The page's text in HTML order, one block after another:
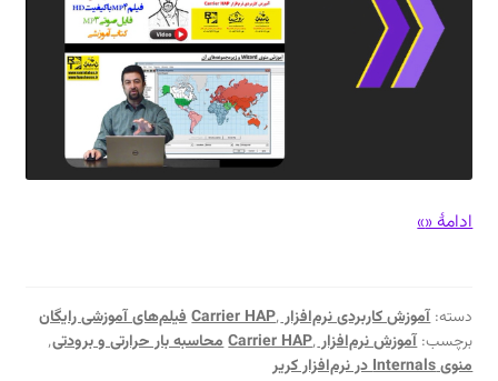
ادامهٔ «آموزش
HAP
–
منوی
»
دسته:آموزش کاربردی نرم‌افزار Carrier HAP٬
فیلم‌های آموزشی رایگان
برچسب:آموزش نرم‌افزار Carrier HAP٬ محاسبه بار حرارتی و برودتی٬
منوی Internals در نرم‌افزار کریر